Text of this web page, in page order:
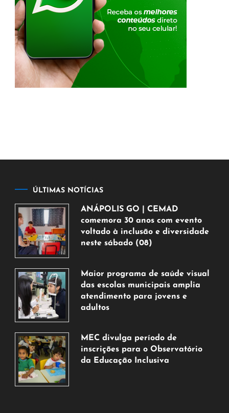
ÚLTIMAS NOTÍCIAS
ANÁPOLIS GO | CEMAD
comemora 30 anos com evento
voltado à inclusão e diversidade
neste sábado (08)
de
agosto
de
2026
Maior programa de saúde visual
das escolas municipais amplia
atendimento para jovens e
adultos
de
agosto
de
MEC divulga período de
inscrições para o Observatório
da Educação Inclusiva